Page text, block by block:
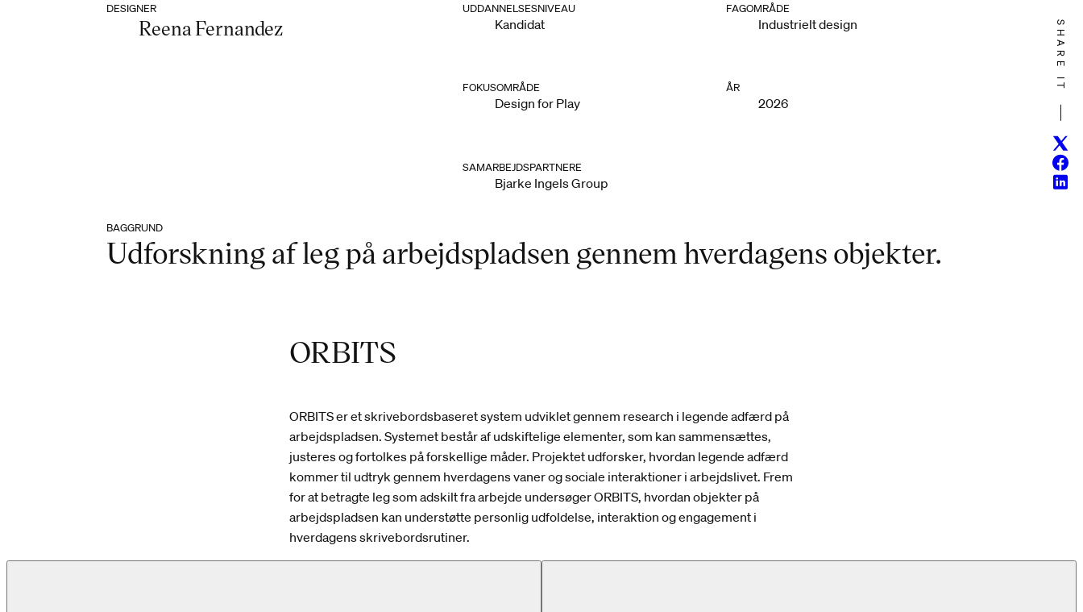
DESIGNER
Reena Fernandez
UDDANNELSESNIVEAU
Kandidat
FAGOMRÅDE
Industrielt design
FOKUSOMRÅDE
Design for Play
ÅR
2026
SAMARBEJDSPARTNERE
Bjarke Ingels Group
SHARE IT
BAGGRUND
Udforskning af leg på arbejdspladsen gennem hverdagens objekter.
ORBITS
ORBITS er et skrivebordsbaseret system udviklet gennem research i legende adfærd på
arbejdspladsen. Systemet består af udskiftelige elementer, som kan sammensættes,
justeres og fortolkes på forskellige måder. Projektet udforsker, hvordan legende adfærd
kommer til udtryk gennem hverdagens vaner og sociale interaktioner i arbejdslivet. Frem
for at betragte leg som adskilt fra arbejde undersøger ORBITS, hvordan objekter på
arbejdspladsen kan understøtte personlig udfoldelse, interaktion og engagement i
hverdagens skrivebordsrutiner.